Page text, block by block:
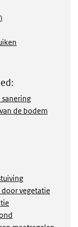
de bodem
vegetatie